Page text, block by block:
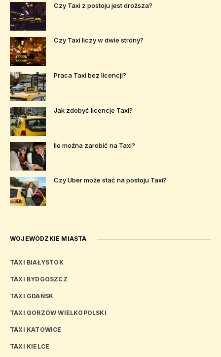
Czy Taxi z postoju jest droższa?
Czy Taxi liczy w dwie strony?
Praca Taxi bez licencji?
Jak zdobyć licencje Taxi?
Ile można zarobić na Taxi?
Czy Uber może stać na postoju Taxi?
WOJEWÓDZKIE MIASTA
TAXI BIAŁYSTOK
TAXI BYDGOSZCZ
TAXI GDAŃSK
TAXI GORZÓW WIELKOPOLSKI
TAXI KATOWICE
TAXI KIELCE